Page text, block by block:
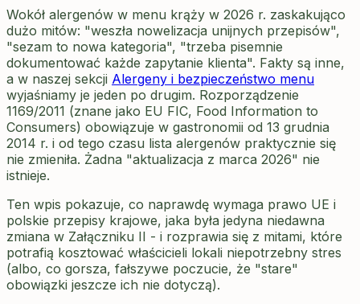
Wokół alergenów w menu krąży w 2026 r. zaskakująco
dużo mitów: "weszła nowelizacja unijnych przepisów",
"sezam to nowa kategoria", "trzeba pisemnie
dokumentować każde zapytanie klienta". Fakty są inne,
a w naszej sekcji Alergeny i bezpieczeństwo menu
wyjaśniamy je jeden po drugim. Rozporządzenie
1169/2011 (znane jako EU FIC, Food Information to
Consumers) obowiązuje w gastronomii od 13 grudnia
2014 r. i od tego czasu lista alergenów praktycznie się
nie zmieniła. Żadna "aktualizacja z marca 2026" nie
istnieje.
Ten wpis pokazuje, co naprawdę wymaga prawo UE i
polskie przepisy krajowe, jaka była jedyna niedawna
zmiana w Załączniku II - i rozprawia się z mitami, które
potrafią kosztować właścicieli lokali niepotrzebny stres
(albo, co gorsza, fałszywe poczucie, że "stare"
obowiązki jeszcze ich nie dotyczą).